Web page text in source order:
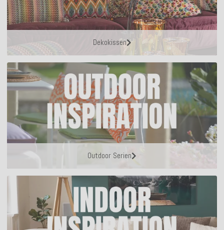
Dekokissen
Outdoor Serien